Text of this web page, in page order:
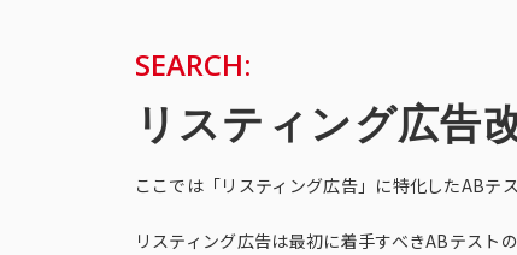
SEARCH:
リスティング広告
ここでは「リスティング広告」に特化したABテ
リスティング広告は最初に着手すべきABテスト